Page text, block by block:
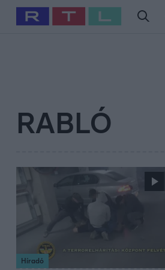
Babits Marcella Szellő István
RABLÓ
Híradó